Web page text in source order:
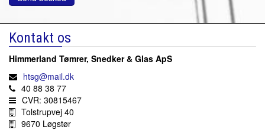
Kontakt os
Himmerland Tømrer, Snedker & Glas ApS
htsg@mail.dk
40 88 38 77
CVR: 30815467
Tolstrupvej 40
9670 Løgstør